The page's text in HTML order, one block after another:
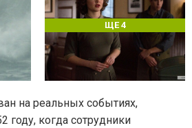
ЩЕ 4
на реальных событиях,
году, когда сотрудники